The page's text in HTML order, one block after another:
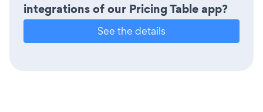
integrations of our Pricing Table app?
See the details